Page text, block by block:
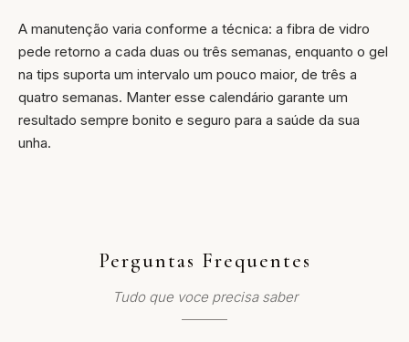
A manutenção varia conforme a técnica: a fibra de vidro
pede retorno a cada duas ou três semanas, enquanto o gel
na tips suporta um intervalo um pouco maior, de três a
quatro semanas. Manter esse calendário garante um
resultado sempre bonito e seguro para a saúde da sua
unha.
Perguntas Frequentes
Tudo que voce precisa saber